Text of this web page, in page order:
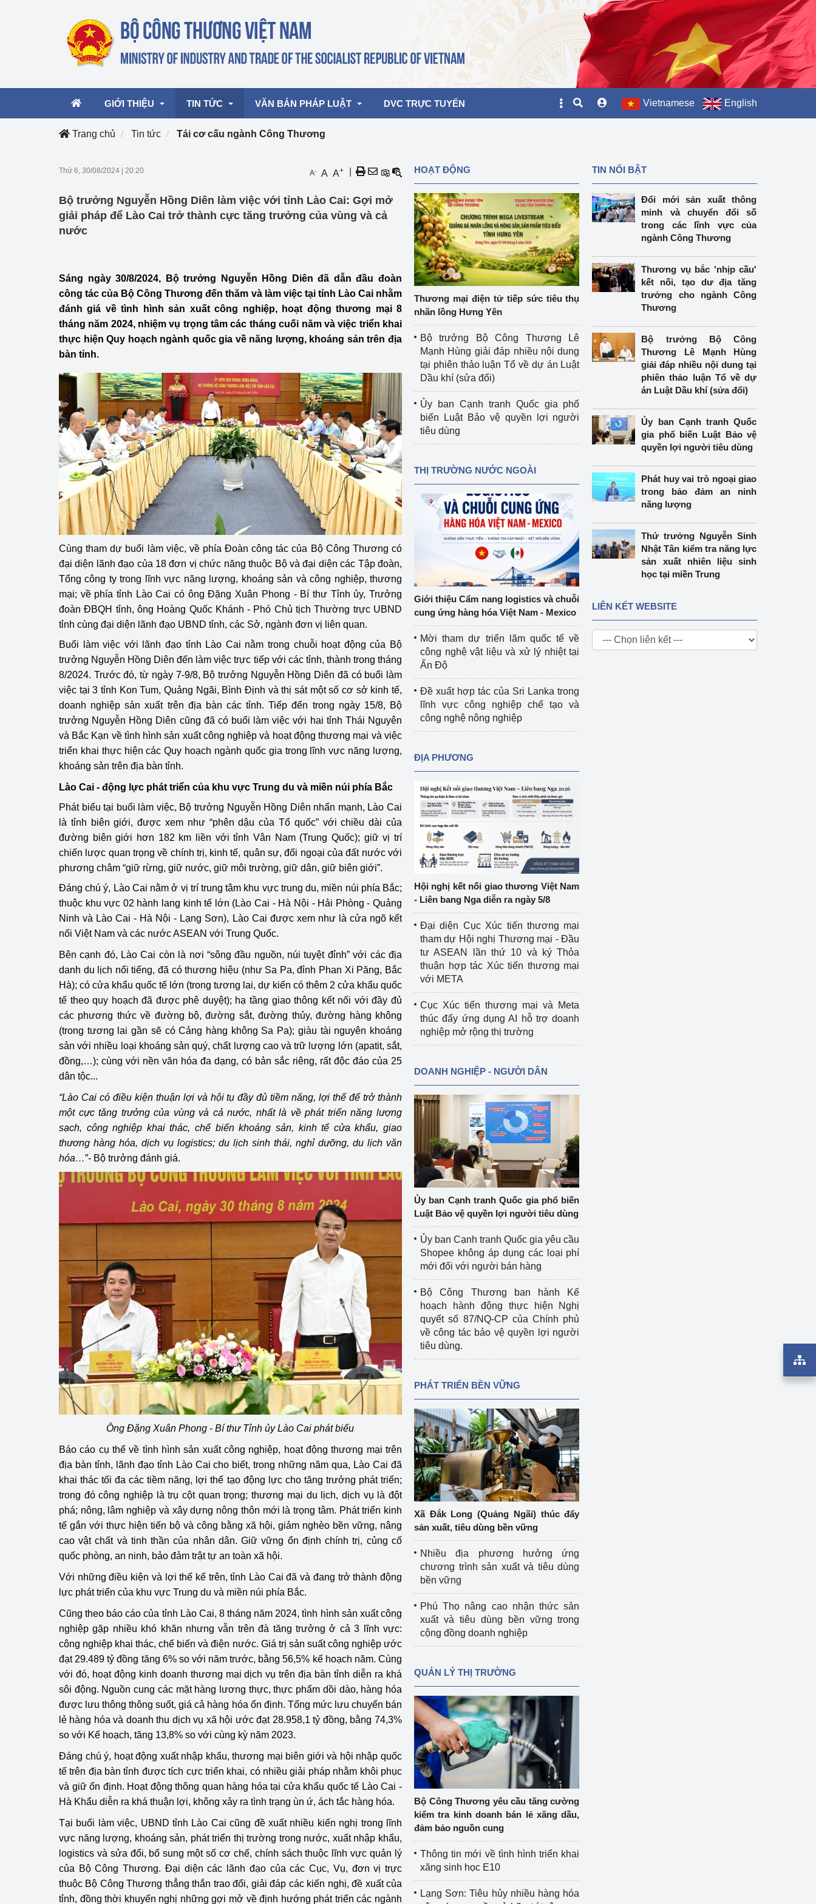
GIỚI THIỆU
Cơ cấu tổ chức
TIN TỨC
Hoạt động của Lãnh đạo Bộ
mại, Dịch vụ Việt Nam 2026
Công Thương - Công luận
Họp báo
Thông cáo báo chí
Điểm báo
Chuyển đổi số
Lịch sử phát triển
Phát triển nguồn nhân lực
Phát triển bền vững
Tổ chức kiểm định
Tổ chức kiểm định kỹ thuật an toàn lao
động thuộc thẩm quyền quản lý của
Bộ Công Thương
Tổ chức được cấp GCN đăng ký, hoạt
động kiểm định thiết bị, dụng cụ điện
làm việc ở môi trường không có nguy
hiểm khí, bụi nổ
Cơ sở sản xuất, sửa chữa chai chứa
LPG
Tổ chức huấn luyện, bồi dưỡng
nghiệp vụ kiểm định kỹ thuật an toàn
lao động
Văn hóa ngành Công Thương
Tái cơ cấu ngành Công Thương
Quản lý thị trường
hiệu quả
Khoa học, công nghệ và đổi mới sáng
tạo
Thông báo
Bảo vệ môi trường Video bảo vệ môi trường
Album ảnh bảo vệ môi trường
Văn bản về môi trường
Đọc báo giúp bạn
Bảo vệ nền tảng tư tưởng của Đảng
Doanh nghiệp - Người dân
Xúc tiến thương mại Khu vực miền Bắc
Khu vực miền Trung
Thị trường nước ngoàiHiệp định EVFTA
Thị trường châu Âu – châu Mỹ
Ngành Công Thương đưa nghị quyết
Đại hội XIV của Đảng vào cuộc sống
Phát triển công nghiệpCông nghiệp nền tảng
Chính sách
Sản xuất công nghiệp
Phát triển năng lượng
VĂN BẢN PHÁP LUẬT
Văn bản hợp nhất
DVC TRỰC TUYẾN Vietnamese English
Trang chủ Tin tức Tái cơ cấu ngành Công Thương
Thứ 6, 30/08/2024 20:20 A- A A+
Bộ trưởng Nguyễn Hồng Diên làm việc với tỉnh Lào Cai: Gợi mở
giải pháp để Lào Cai trở thành cực tăng trưởng của vùng và cả
nước
Sáng ngày 30/8/2024, Bộ trưởng Nguyễn Hồng Diên đã dẫn đầu đoàn
công tác của Bộ Công Thương đến thăm và làm việc tại tỉnh Lào Cai nhằm
đánh giá về tình hình sản xuất công nghiệp, hoạt động thương mại 8
tháng năm 2024, nhiệm vụ trọng tâm các tháng cuối năm và việc triển khai
thực hiện Quy hoạch ngành quốc gia về năng lượng, khoáng sản trên địa
bàn tỉnh.
Cùng tham dự buổi làm việc, về phía Đoàn công tác của Bộ Công Thương có
đại diện lãnh đạo của 18 đơn vị chức năng thuộc Bộ và đại diện các Tập đoàn,
Tổng công ty trong lĩnh vực năng lượng, khoáng sản và công nghiệp, thương
mại; về phía tỉnh Lào Cai có ông Đặng Xuân Phong - Bí thư Tỉnh ủy, Trưởng
đoàn ĐBQH tỉnh, ông Hoàng Quốc Khánh - Phó Chủ tịch Thường trực UBND
tỉnh cùng đại diện lãnh đạo UBND tỉnh, các Sở, ngành đơn vị liên quan.
Buổi làm việc với lãnh đạo tỉnh Lào Cai nằm trong chuỗi hoạt động của Bộ
trưởng Nguyễn Hồng Diên đến làm việc trực tiếp với các tỉnh, thành trong tháng
8/2024. Trước đó, từ ngày 7-9/8, Bộ trưởng Nguyễn Hồng Diên đã có buổi làm
việc tại 3 tỉnh Kon Tum, Quảng Ngãi, Bình Định và thị sát một số cơ sở kinh tế,
doanh nghiệp sản xuất trên địa bàn các tỉnh. Tiếp đến trong ngày 15/8, Bộ
trưởng Nguyễn Hồng Diên cũng đã có buổi làm việc với hai tỉnh Thái Nguyên
và Bắc Kạn về tình hình sản xuất công nghiệp và hoạt động thương mại và việc
triển khai thực hiện các Quy hoạch ngành quốc gia trong lĩnh vực năng lượng,
khoáng sản trên địa bàn tỉnh.
Lào Cai - động lực phát triển của khu vực Trung du và miền núi phía Bắc
Phát biểu tại buổi làm việc, Bộ trưởng Nguyễn Hồng Diên nhấn mạnh, Lào Cai
là tỉnh biên giới, được xem như “phên dậu của Tổ quốc” với chiều dài của
đường biên giới hơn 182 km liền với tỉnh Vân Nam (Trung Quốc); giữ vị trí
chiến lược quan trọng về chính trị, kinh tế, quân sự, đối ngoại của đất nước với
phương châm “giữ rừng, giữ nước, giữ môi trường, giữ dân, giữ biên giới”.
Đáng chú ý, Lào Cai nằm ở vị trí trung tâm khu vực trung du, miền núi phía Bắc;
thuộc khu vực 02 hành lang kinh tế lớn (Lào Cai - Hà Nội - Hải Phòng - Quảng
Ninh và Lào Cai - Hà Nội - Lạng Sơn), Lào Cai được xem như là cửa ngõ kết
nối Việt Nam và các nước ASEAN với Trung Quốc.
Bên cạnh đó, Lào Cai còn là nơi “sông đầu nguồn, núi tuyệt đỉnh” với các địa
danh du lịch nổi tiếng, đã có thương hiệu (như Sa Pa, đỉnh Phan Xi Păng, Bắc
Hà); có cửa khẩu quốc tế lớn (trong tương lai, dự kiến có thêm 2 cửa khẩu quốc
tế theo quy hoạch đã được phê duyệt); hạ tầng giao thông kết nối với đầy đủ
các phương thức về đường bộ, đường sắt, đường thủy, đường hàng không
(trong tương lai gần sẽ có Cảng hàng không Sa Pa); giàu tài nguyên khoáng
sản với nhiều loại khoáng sản quý, chất lượng cao và trữ lượng lớn (apatit, sắt,
đồng,…); cùng với nền văn hóa đa dạng, có bản sắc riêng, rất độc đáo của 25
dân tộc...
“Lào Cai có điều kiện thuận lợi và hội tụ đầy đủ tiềm năng, lợi thế để trở thành
một cực tăng trưởng của vùng và cả nước, nhất là về phát triển năng lượng
sạch, công nghiệp khai thác, chế biến khoáng sản, kinh tế cửa khẩu, giao
thương hàng hóa, dịch vụ logistics; du lịch sinh thái, nghỉ dưỡng, du lịch văn
hóa…”- Bộ trưởng đánh giá.
Ông Đặng Xuân Phong - Bí thư Tỉnh ủy Lào Cai phát biểu
Báo cáo cụ thể về tình hình sản xuất công nghiệp, hoạt động thương mại trên
địa bàn tỉnh, lãnh đạo tỉnh Lào Cai cho biết, trong những năm qua, Lào Cai đã
khai thác tối đa các tiềm năng, lợi thế tạo động lực cho tăng trưởng phát triển;
trong đó công nghiệp là trụ cột quan trọng; thương mại du lịch, dịch vụ là đột
phá; nông, lâm nghiệp và xây dựng nông thôn mới là trọng tâm. Phát triển kinh
tế gắn với thực hiện tiến bộ và công bằng xã hội, giảm nghèo bền vững, nâng
cao vật chất và tinh thần của nhân dân. Giữ vững ổn định chính trị, củng cố
quốc phòng, an ninh, bảo đảm trật tự an toàn xã hội.
Với những điều kiện và lợi thế kể trên, tỉnh Lào Cai đã và đang trở thành động
lực phát triển của khu vực Trung du và miền núi phía Bắc.
Cũng theo báo cáo của tỉnh Lào Cai, 8 tháng năm 2024, tình hình sản xuất công
nghiệp gặp nhiều khó khăn nhưng vẫn trên đà tăng trưởng ở cả 3 lĩnh vực:
công nghiệp khai thác, chế biến và điện nước. Giá trị sản suất công nghiệp ước
đạt 29.489 tỷ đồng tăng 6% so với năm trước, bằng 56,5% kế hoạch năm. Cùng
với đó, hoạt động kinh doanh thương mại dịch vụ trên địa bàn tỉnh diễn ra khá
sôi động. Nguồn cung các mặt hàng lương thực, thực phẩm dồi dào, hàng hóa
được lưu thông thông suốt, giá cả hàng hóa ổn định. Tổng mức lưu chuyển bán
lẻ hàng hóa và doanh thu dịch vụ xã hội ước đạt 28.958,1 tỷ đồng, bằng 74,3%
so với Kế hoạch, tăng 13,8% so với cùng kỳ năm 2023.
Đáng chú ý, hoạt động xuất nhập khẩu, thương mại biên giới và hội nhập quốc
tế trên địa bàn tỉnh được tích cực triển khai, có nhiều giải pháp nhằm khôi phục
và giữ ổn định. Hoạt động thông quan hàng hóa tại cửa khẩu quốc tế Lào Cai -
Hà Khẩu diễn ra khá thuận lợi, không xảy ra tình trạng ùn ứ, ách tắc hàng hóa.
Tại buổi làm việc, UBND tỉnh Lào Cai cũng đề xuất nhiều kiến nghị trong lĩnh
vực năng lượng, khoáng sản, phát triển thị trường trong nước, xuất nhập khẩu,
logistics và sửa đổi, bổ sung một số cơ chế, chính sách thuộc lĩnh vực quản lý
của Bộ Công Thương. Đại diện các lãnh đạo của các Cục, Vụ, đơn vị trực
thuộc Bộ Công Thương thẳng thắn trao đổi, giải đáp các kiến nghị, đề xuất của
tỉnh, đồng thời khuyến nghị những gợi mở về định hướng phát triển các ngành
HOẠT ĐỘNG
Thương mại điện tử tiếp sức tiêu thụ
nhãn lồng Hưng Yên
Bộ trưởng Bộ Công Thương Lê
Mạnh Hùng giải đáp nhiều nội dung
tại phiên thảo luận Tổ về dự án Luật
Dầu khí (sửa đổi)
Ủy ban Cạnh tranh Quốc gia phổ
biến Luật Bảo vệ quyền lợi người
tiêu dùng
THỊ TRƯỜNG NƯỚC NGOÀI
Giới thiệu Cẩm nang logistics và chuỗi
cung ứng hàng hóa Việt Nam - Mexico
Mời tham dự triển lãm quốc tế về
công nghệ vật liệu và xử lý nhiệt tại
Ấn Độ
Đề xuất hợp tác của Sri Lanka trong
lĩnh vực công nghiệp chế tạo và
công nghệ nông nghiệp
ĐỊA PHƯƠNG
Hội nghị kết nối giao thương Việt Nam
- Liên bang Nga diễn ra ngày 5/8
Đại diện Cục Xúc tiến thương mại
tham dự Hội nghị Thương mại - Đầu
tư ASEAN lần thứ 10 và ký Thỏa
thuận hợp tác Xúc tiến thương mại
với META
Cục Xúc tiến thương mại và Meta
thúc đẩy ứng dụng AI hỗ trợ doanh
nghiệp mở rộng thị trường
DOANH NGHIỆP - NGƯỜI DÂN
Ủy ban Cạnh tranh Quốc gia phổ biến
Luật Bảo vệ quyền lợi người tiêu dùng
Ủy ban Cạnh tranh Quốc gia yêu cầu
Shopee không áp dụng các loại phí
mới đối với người bán hàng
Bộ Công Thương ban hành Kế
hoạch hành động thực hiện Nghị
quyết số 87/NQ-CP của Chính phủ
về công tác bảo vệ quyền lợi người
tiêu dùng.
PHÁT TRIỂN BỀN VỮNG
Xã Đắk Long (Quảng Ngãi) thúc đẩy
sản xuất, tiêu dùng bền vững
Nhiều địa phương hưởng ứng
chương trình sản xuất và tiêu dùng
bền vững
Phú Thọ nâng cao nhận thức sản
xuất và tiêu dùng bền vững trong
cộng đồng doanh nghiệp
QUẢN LÝ THỊ TRƯỜNG
Bộ Công Thương yêu cầu tăng cường
kiểm tra kinh doanh bán lẻ xăng dầu,
đảm bảo nguồn cung
Thông tin mới về tình hình triển khai
xăng sinh học E10
Lạng Sơn: Tiêu hủy nhiều hàng hóa
TIN NỔI BẬT
Đổi mới sản xuất thông
minh và chuyển đổi số
trong các lĩnh vực của
ngành Công Thương
Thương vụ bắc 'nhịp cầu'
kết nối, tạo dư địa tăng
trưởng cho ngành Công
Thương
Bộ trưởng Bộ Công
Thương Lê Mạnh Hùng
giải đáp nhiều nội dung tại
phiên thảo luận Tổ về dự
án Luật Dầu khí (sửa đổi)
Ủy ban Cạnh tranh Quốc
gia phổ biến Luật Bảo vệ
quyền lợi người tiêu dùng
Phát huy vai trò ngoại giao
trong bảo đảm an ninh
năng lượng
Thứ trưởng Nguyễn Sinh
Nhật Tân kiểm tra năng lực
sản xuất nhiên liệu sinh
học tại miền Trung
LIÊN KẾT WEBSITE